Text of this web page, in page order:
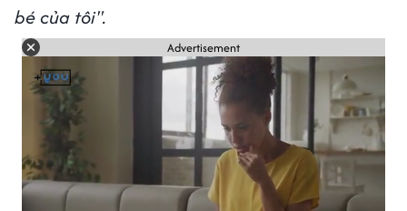
bé của tôi".
Advertisement